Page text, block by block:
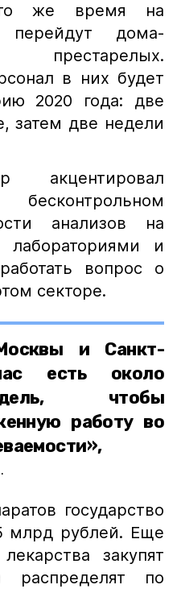
же время на
дома-
престарелых.
в них будет
2020 года: две
затем две недели
акцентировал
анализов на
лабораториями и
вопрос о
секторе.
и Санкт-
есть около
чтобы
работу во
государство
млрд рублей. Еще
закупят
распределят по